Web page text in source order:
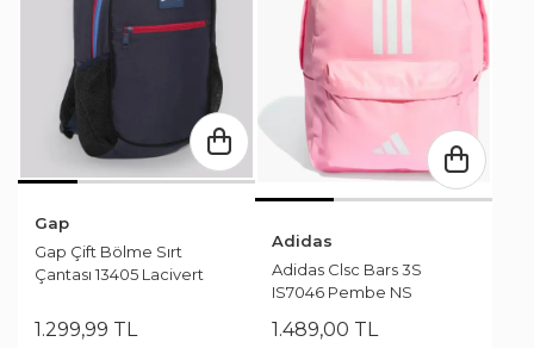
Gap
Gap Çift Bölme Sırt
Çantası 13405 Lacivert
1.299,99 TL
Adidas
Adidas Clsc Bars 3S
IS7046 Pembe NS
1.489,00 TL